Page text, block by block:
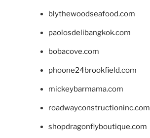
blythewoodseafood.com
paolosdelibangkok.com
bobacove.com
phoone24brookfield.com
mickeybarmama.com
roadwayconstructioninc.com
shopdragonflyboutique.com